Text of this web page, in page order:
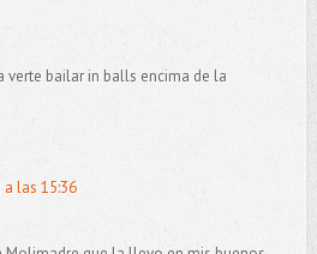
verte bailar in balls encima de la
las 15:36